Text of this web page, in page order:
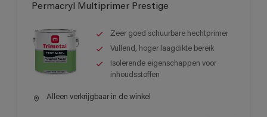
Permacryl Multiprimer Prestige
Zeer goed schuurbare hechtprimer
Vullend, hoger laagdikte bereik
Isolerende eigenschappen voor
inhoudsstoffen
Alleen verkrijgbaar in de winkel